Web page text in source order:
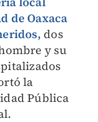
de Oaxaca
, dos
y su
la
Pública